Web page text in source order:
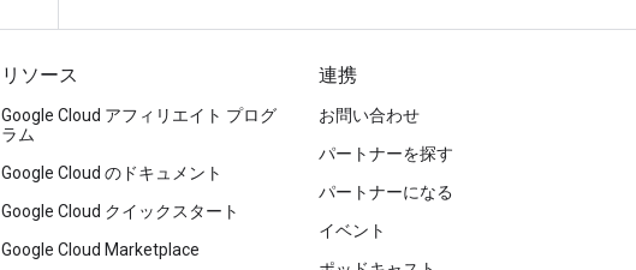
リソース
Google Cloud アフィリエイト プログ
ラム
Google Cloud のドキュメント
Google Cloud クイックスタート
Google Cloud Marketplace
連携
お問い合わせ
パートナーを探す
パートナーになる
イベント